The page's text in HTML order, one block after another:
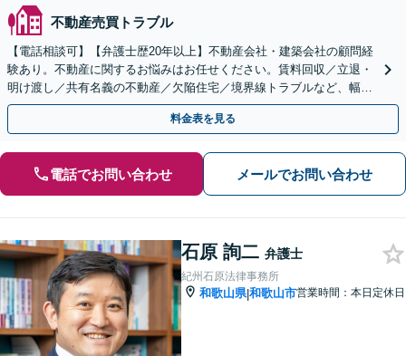
不動産売買トラブル
【電話相談可】【弁護士歴20年以上】不動産会社・建築会社の顧問経
験あり。不動産に関するお悩みはお任せください。賃料回収／立退・
明け渡し／共有名義の不動産／欠陥住宅／境界線トラブルなど、幅広
くご相談を承ります【完全個室】【和歌山駅15分】
料金表を見る
電話でお問い合わせ メールでお問い合わせ
石原 詢二 弁護士
紀州石原法律事務所
和歌山県|和歌山市営業時間：本日定休日